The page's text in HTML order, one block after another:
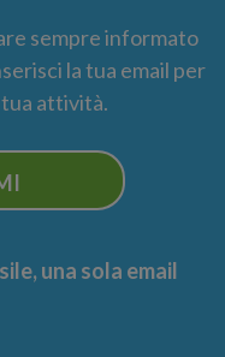
sempre informato
la tua email per
attività.
una sola email